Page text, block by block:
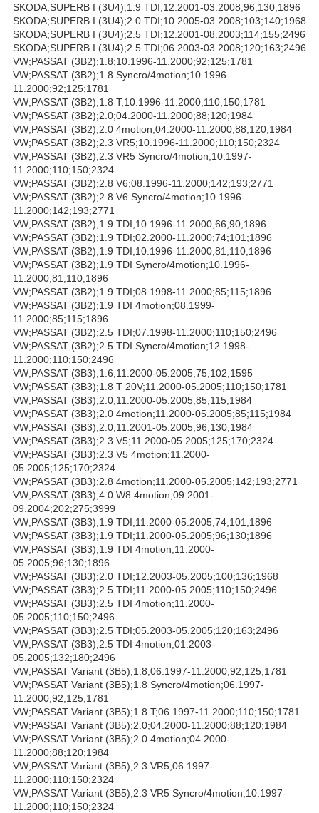
SKODA;SUPERB I (3U4);1.9 TDI;12.2001-03.2008;96;130;1896
SKODA;SUPERB I (3U4);2.0 TDI;10.2005-03.2008;103;140;1968
SKODA;SUPERB I (3U4);2.5 TDI;12.2001-08.2003;114;155;2496
SKODA;SUPERB I (3U4);2.5 TDI;06.2003-03.2008;120;163;2496
VW;PASSAT (3B2);1.8;10.1996-11.2000;92;125;1781
VW;PASSAT (3B2);1.8 Syncro/4motion;10.1996-
11.2000;92;125;1781
VW;PASSAT (3B2);1.8 T;10.1996-11.2000;110;150;1781
VW;PASSAT (3B2);2.0;04.2000-11.2000;88;120;1984
VW;PASSAT (3B2);2.0 4motion;04.2000-11.2000;88;120;1984
VW;PASSAT (3B2);2.3 VR5;10.1996-11.2000;110;150;2324
VW;PASSAT (3B2);2.3 VR5 Syncro/4motion;10.1997-
11.2000;110;150;2324
VW;PASSAT (3B2);2.8 V6;08.1996-11.2000;142;193;2771
VW;PASSAT (3B2);2.8 V6 Syncro/4motion;10.1996-
11.2000;142;193;2771
VW;PASSAT (3B2);1.9 TDI;10.1996-11.2000;66;90;1896
VW;PASSAT (3B2);1.9 TDI;02.2000-11.2000;74;101;1896
VW;PASSAT (3B2);1.9 TDI;10.1996-11.2000;81;110;1896
VW;PASSAT (3B2);1.9 TDI Syncro/4motion;10.1996-
11.2000;81;110;1896
VW;PASSAT (3B2);1.9 TDI;08.1998-11.2000;85;115;1896
VW;PASSAT (3B2);1.9 TDI 4motion;08.1999-
11.2000;85;115;1896
VW;PASSAT (3B2);2.5 TDI;07.1998-11.2000;110;150;2496
VW;PASSAT (3B2);2.5 TDI Syncro/4motion;12.1998-
11.2000;110;150;2496
VW;PASSAT (3B3);1.6;11.2000-05.2005;75;102;1595
VW;PASSAT (3B3);1.8 T 20V;11.2000-05.2005;110;150;1781
VW;PASSAT (3B3);2.0;11.2000-05.2005;85;115;1984
VW;PASSAT (3B3);2.0 4motion;11.2000-05.2005;85;115;1984
VW;PASSAT (3B3);2.0;11.2001-05.2005;96;130;1984
VW;PASSAT (3B3);2.3 V5;11.2000-05.2005;125;170;2324
VW;PASSAT (3B3);2.3 V5 4motion;11.2000-
05.2005;125;170;2324
VW;PASSAT (3B3);2.8 4motion;11.2000-05.2005;142;193;2771
VW;PASSAT (3B3);4.0 W8 4motion;09.2001-
09.2004;202;275;3999
VW;PASSAT (3B3);1.9 TDI;11.2000-05.2005;74;101;1896
VW;PASSAT (3B3);1.9 TDI;11.2000-05.2005;96;130;1896
VW;PASSAT (3B3);1.9 TDI 4motion;11.2000-
05.2005;96;130;1896
VW;PASSAT (3B3);2.0 TDI;12.2003-05.2005;100;136;1968
VW;PASSAT (3B3);2.5 TDI;11.2000-05.2005;110;150;2496
VW;PASSAT (3B3);2.5 TDI 4motion;11.2000-
05.2005;110;150;2496
VW;PASSAT (3B3);2.5 TDI;05.2003-05.2005;120;163;2496
VW;PASSAT (3B3);2.5 TDI 4motion;01.2003-
05.2005;132;180;2496
VW;PASSAT Variant (3B5);1.8;06.1997-11.2000;92;125;1781
VW;PASSAT Variant (3B5);1.8 Syncro/4motion;06.1997-
11.2000;92;125;1781
VW;PASSAT Variant (3B5);1.8 T;06.1997-11.2000;110;150;1781
VW;PASSAT Variant (3B5);2.0;04.2000-11.2000;88;120;1984
VW;PASSAT Variant (3B5);2.0 4motion;04.2000-
11.2000;88;120;1984
VW;PASSAT Variant (3B5);2.3 VR5;06.1997-
11.2000;110;150;2324
VW;PASSAT Variant (3B5);2.3 VR5 Syncro/4motion;10.1997-
11.2000;110;150;2324